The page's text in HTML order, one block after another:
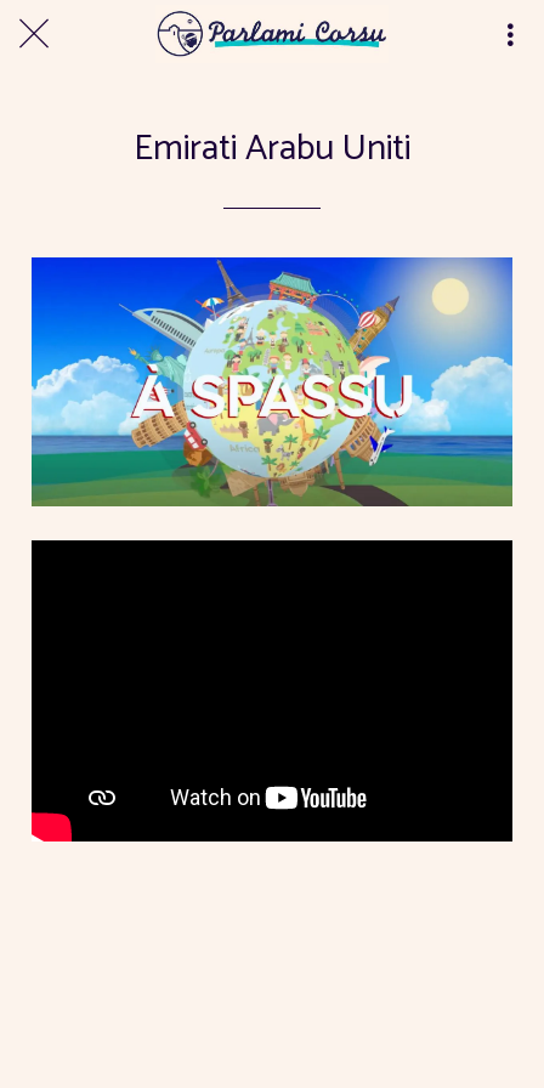
Emirati Arabu Uniti